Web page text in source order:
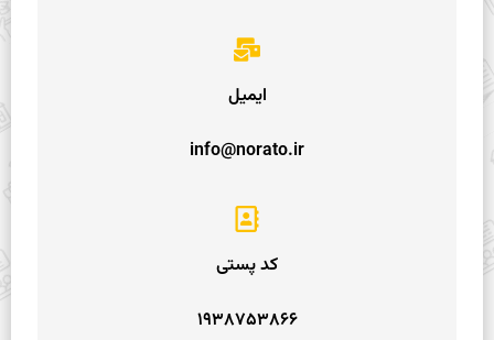
ایمیل
info@norato.ir
کد پستی
۱۹۳۸۷۵۳۸۶۶